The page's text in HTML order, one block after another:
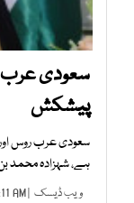
سعودی عرب
پیشکش
سعودی عرب روس
ہے، شہزادہ محمد
ویب ڈیسک | MAR 04, 2022 10:11 AM |